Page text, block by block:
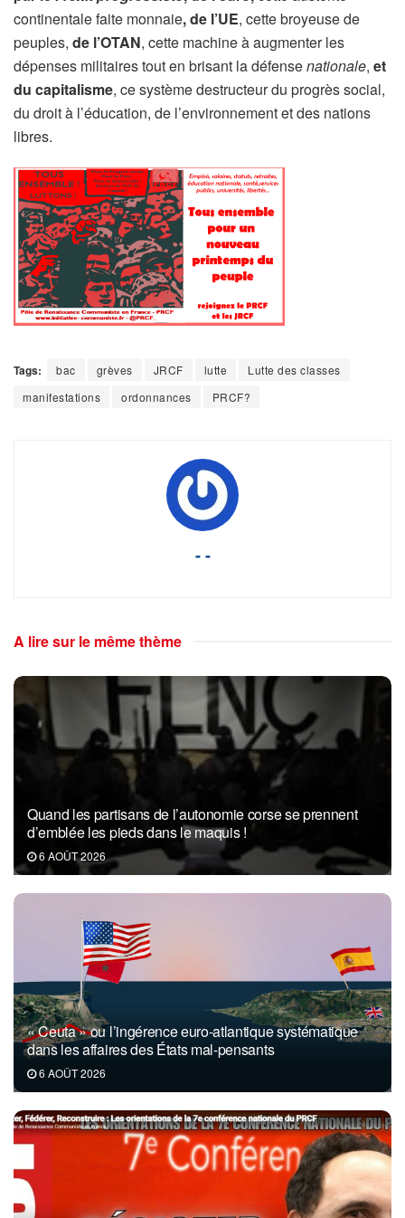
continentale faite monnaie, de l’UE, cette broyeuse de
peuples, de l’OTAN, cette machine à augmenter les
dépenses militaires tout en brisant la défensenationale, et
du capitalisme, ce système destructeur du progrès social,
du droit à l’éducation, de l’environnement et des nations
libres.
Tags: bac grèves JRCF lutte
Lutte des classes
manifestations
ordonnances PRCF?
- -
A lire sur le même thème
Quand les partisans de l’autonomie corse se prennent
d’emblée les pieds dans le maquis !
6 AOÛT 2026
« Ceuta » ou l’ingérence euro-atlantique systématique
dans les affaires des États mal-pensants
6 AOÛT 2026